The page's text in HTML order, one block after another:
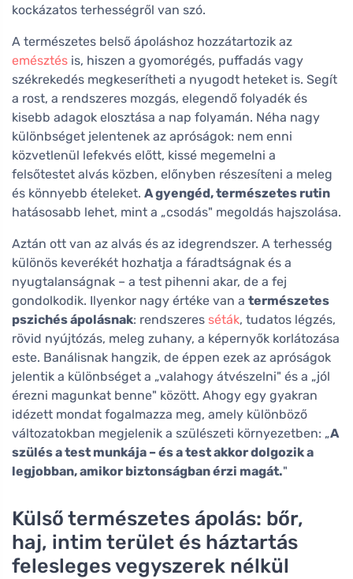
kockázatos terhességről van szó.
A természetes belső ápoláshoz hozzátartozik az
emésztés is, hiszen a gyomorégés, puffadás vagy
székrekedés megkeserítheti a nyugodt heteket is. Segít
a rost, a rendszeres mozgás, elegendő folyadék és
kisebb adagok elosztása a nap folyamán. Néha nagy
különbséget jelentenek az apróságok: nem enni
közvetlenül lefekvés előtt, kissé megemelni a
felsőtestet alvás közben, előnyben részesíteni a meleg
és könnyebb ételeket. A gyengéd, természetes rutin
hatásosabb lehet, mint a „csodás" megoldás hajszolása.
Aztán ott van az alvás és az idegrendszer. A terhesség
különös keverékét hozhatja a fáradtságnak és a
nyugtalanságnak – a test pihenni akar, de a fej
gondolkodik. Ilyenkor nagy értéke van a természetes
pszichés ápolásnak: rendszeres séták, tudatos légzés,
rövid nyújtózás, meleg zuhany, a képernyők korlátozása
este. Banálisnak hangzik, de éppen ezek az apróságok
jelentik a különbséget a „valahogy átvészelni" és a „jól
érezni magunkat benne" között. Ahogy egy gyakran
idézett mondat fogalmazza meg, amely különböző
változatokban megjelenik a szülészeti környezetben: „A
szülés a test munkája – és a test akkor dolgozik a
legjobban, amikor biztonságban érzi magát."
Külső természetes ápolás: bőr,
haj, intim terület és háztartás
felesleges vegyszerek nélkül